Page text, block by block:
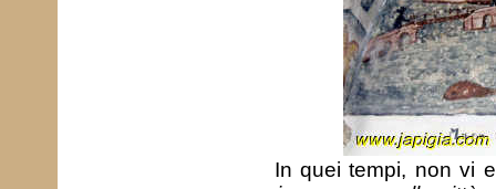
In quei tempi, non vi